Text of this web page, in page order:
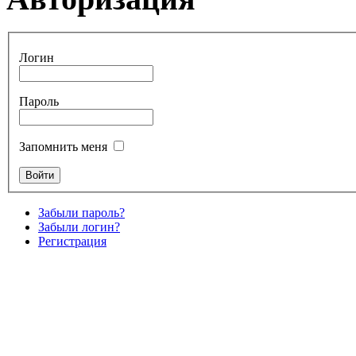
Логин
Пароль
Запомнить меня
Забыли пароль?
Забыли логин?
Регистрация